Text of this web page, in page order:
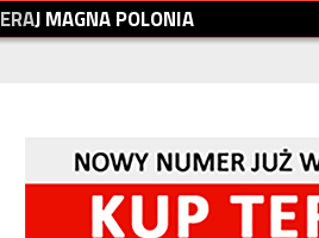
ERAJMAGNAPOLONIA